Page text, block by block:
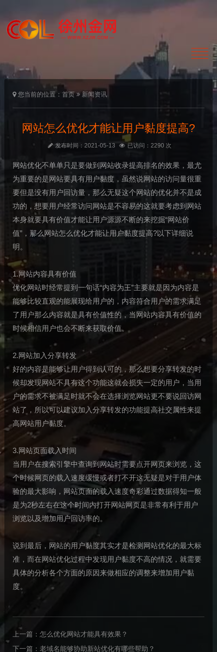
您当前的位置：首页 新闻资讯
网站怎么优化才能让用户黏度提高?
发布时间：2021-05-13 已访问：2290 次
网站优化不单单只是要做到网站收录提高排名的效果，最尤
为重要的是网站要具有用户黏度，虽然说网站的访问量很重
要但是没有用户回访量，那么无疑这个网站的优化并不是成
功的，想要用户经常访问网站是不容易的这就要考虑到网站
本身就要具有价值才能让用户源源不断的来挖掘“网站价
值”，那么网站怎么优化才能让用户黏度提高?以下详细说
明。
1.网站内容具有价值
优化网站时经常提到一句话“内容为王”主要就是因为内容是
能够比较直观的能展现给用户的，内容符合用户的需求满足
了用户那么内容就是具有价值性的，当网站内容具有价值的
时候相信用户也会不断来获取价值。
2.网站加入分享转发
好的内容是能够让用户得到认可的，那么想要分享转发的时
候却发现网站不具有这个功能这就会损失一定的用户，当用
户的需求不被满足时就不会在选择浏览网站更不要说回访网
站了，所以可以建议加入分享转发的功能提高社交属性来提
高网站用户黏度。
3.网站页面载入时间
当用户在搜索引擎中查询到网站时需要点开网页来浏览，这
个时候网页的载入速度缓慢或者打不开这无疑是对于用户体
验的最大影响，网站页面的载入速度奇彩通过数据得知一般
是为2秒左右在这个时间内打开网站网页是非常有利于用户
浏览以及增加用户回访率的。
说到最后，网站的用户黏度其实才是检测网站优化的最大标
准，而在网站优化过程中发现用户黏度不高的情况，就需要
具体的分析各个方面的原因来做相应的调整来增加用户黏
度。
上一篇：怎么优化网站才能具有效果？
下一篇：老域名能够协助新站优化有哪些帮助？